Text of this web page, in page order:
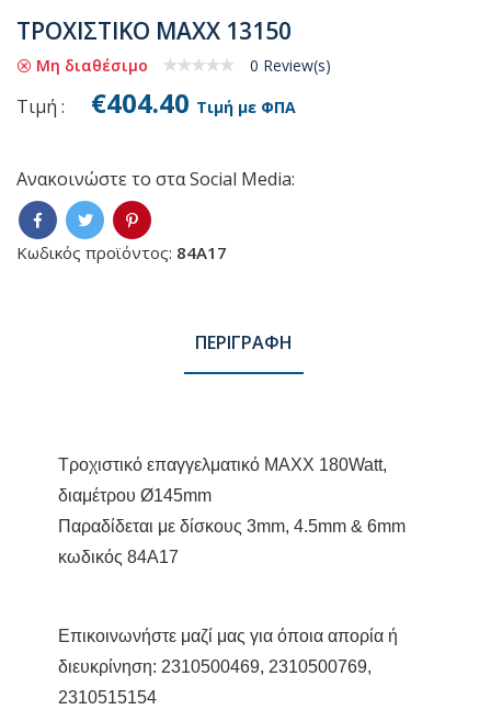
TPOXIΣTIKO MAXX 13150
Μη διαθέσιμο 0 Review(s)
Τιμή : €404.40 Τιμή με ΦΠΑ
Ανακοινώστε το στα Social Media:
Κωδικός προϊόντος: 84A17
ΠΕΡΙΓΡΑΦΗ
Τροχιστικό επαγγελματικό MAXX 180Watt,
διαμέτρου Ø145mm
Παραδίδεται με δίσκους 3mm, 4.5mm & 6mm
κωδικός 84A17
Επικοινωνήστε μαζί μας για όποια απορία ή
διευκρίνηση: 2310500469, 2310500769,
2310515154